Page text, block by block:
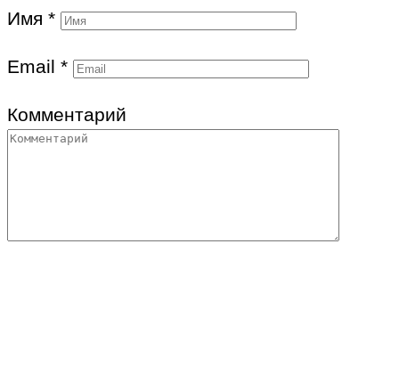
Имя *
Email *
Комментарий